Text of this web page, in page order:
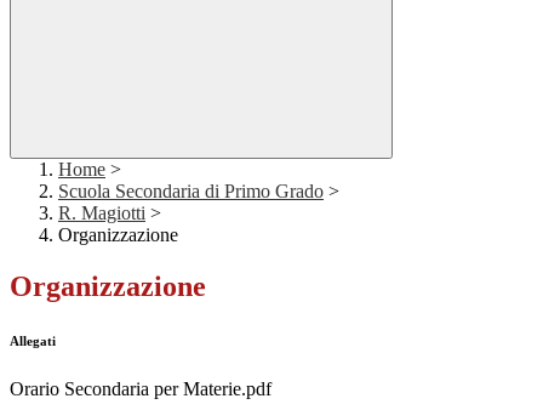
Home >
Scuola Secondaria di Primo Grado >
R. Magiotti >
Organizzazione
Organizzazione
Allegati
Orario Secondaria per Materie.pdf